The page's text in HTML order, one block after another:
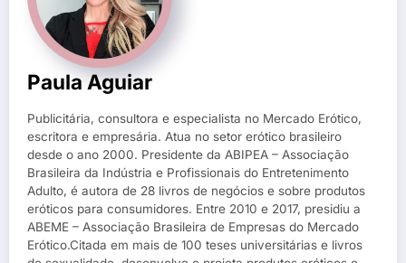
Paula Aguiar
Publicitária, consultora e especialista no Mercado Erótico,
escritora e empresária. Atua no setor erótico brasileiro
desde o ano 2000. Presidente da ABIPEA – Associação
Brasileira da Indústria e Profissionais do Entretenimento
Adulto, é autora de 28 livros de negócios e sobre produtos
eróticos para consumidores. Entre 2010 e 2017, presidiu a
ABEME – Associação Brasileira de Empresas do Mercado
Erótico.Citada em mais de 100 teses universitárias e livros